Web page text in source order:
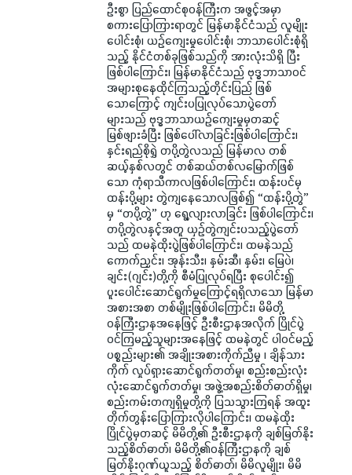
ဦးစွာ ပြည်ထောင်စုဝန်ကြီးက အဖွင့်အမှာ
စကားပြောကြားရာတွင် မြန်မာနိုင်ငံသည် လူမျိုး
ပေါင်းစုံ၊ ယဉ်ကျေးမှုပေါင်းစုံ၊ ဘာသာပေါင်းစုံရှိ
သည့် နိုင်ငံတစ်ခုဖြစ်သည်ကို အားလုံးသိရှိ ပြီး
ဖြစ်ပါကြောင်း၊ မြန်မာနိုင်ငံသည် ဗုဒ္ဓဘာသာဝင်
အများစုနေထိုင်ကြသည့်တိုင်းပြည် ဖြစ်
သောကြောင့် ကျင်းပပြုလုပ်သောပွဲတော်
များသည် ဗုဒ္ဓဘာသာယဉ်ကျေးမှုမှတဆင့်
မြစ်ဖျားခံပြီး ဖြစ်ပေါ်လာခြင်းဖြစ်ပါကြောင်း၊
နှင်းရည်စိုရွှဲ တပို့တွဲလသည် မြန်မာလ တစ်
ဆယ့်နှစ်လတွင် တစ်ဆယ်တစ်လမြောက်ဖြစ်
သော ကုံရာသီကာလဖြစ်ပါကြောင်း၊ ထန်းပင်မှ
ထန်းပို့များ တွဲကျနေသောလဖြစ်၍ “ထန်းပို့တွဲ”
မှ “တပို့တွဲ” ဟု ရွေ့လျားလာခြင်း ဖြစ်ပါကြောင်း၊
တပို့တွဲလနှင့်အတူ ယှဉ်တွဲကျင်းပသည့်ပွဲတော်
သည် ထမနဲထိုးပွဲဖြစ်ပါကြောင်း၊ ထမနဲသည်
ကောက်ညှင်း၊ အုန်းသီး၊ နှမ်းဆီ၊ နှမ်း၊ မြေပဲ၊
ချင်း(ဂျင်း)တို့ကို စီမံပြုလုပ်ရပြီး စုပေါင်း၍
ပူးပေါင်းဆောင်ရွက်မှုကြောင့်ရရှိလာသော မြန်မာ
အစားအစာ တစ်မျိုးဖြစ်ပါကြောင်း၊ မိမိတို့
ဝန်ကြီးဌာနအနေဖြင့် ဦးစီးဌာနအလိုက် ပြိုင်ပွဲ
ဝင်ကြမည့်သူများအနေဖြင့် ထမနဲတွင် ပါဝင်မည့်
ပစ္စည်းများ၏ အချိုးအစားကိုက်ညီမှု ၊ ချိန်သား
ကိုက် လှုပ်ရှားဆောင်ရွက်တတ်မှု၊ စည်းစည်းလုံး
လုံးဆောင်ရွက်တတ်မှု၊ အဖွဲ့အစည်းစိတ်ဓာတ်ရှိမှု၊
စည်းကမ်းတကျရှိမှုတို့ကို ပြသသွားကြရန် အထူး
တိုက်တွန်းပြောကြားလိုပါကြောင်း၊ ထမနဲထိုး
ပြိုင်ပွဲမှတဆင့် မိမိတို့၏ ဦးစီးဌာနကို ချစ်မြတ်နိုး
သည့်စိတ်ဓာတ်၊ မိမိတို့၏ဝန်ကြီးဌာနကို ချစ်
မြတ်နိုးဂုဏ်ယူသည့် စိတ်ဓာတ်၊ မိမိလူမျိုး၊ မိမိ